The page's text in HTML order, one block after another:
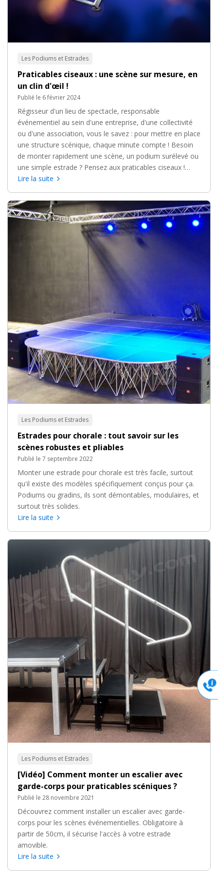
Les Podiums et Estrades
Praticables ciseaux : une scène sur mesure, en
un clin d'œil !
Publié le 6 février 2024
Régisseur d'un lieu de spectacle, responsable
événementiel au sein d'une entreprise, d'une collectivité
ou d'une association, vous le savez : pour mettre en place
une structure scénique, chaque minute compte ! Besoin
de monter rapidement une scène, un podium surélevé ou
une simple estrade ? Pensez aux praticables ciseaux !
Très faciles à mettre en œuvre, ces plateformes
des espaces scéniques adaptés à tous vos événements.
Lire la suite
Les Podiums et Estrades
Estrades pour chorale : tout savoir sur les
scènes robustes et pliables
Publié le 7 septembre 2022
Monter une estrade pour chorale est très facile, surtout
qu'il existe des modèles spécifiquement conçus pour ça.
Podiums ou gradins, ils sont démontables, modulaires, et
surtout très solides.
Lire la suite
Les Podiums et Estrades
[Vidéo] Comment monter un escalier avec
garde-corps pour praticables scéniques ?
Publié le 28 novembre 2021
Découvrez comment installer un escalier avec garde-
corps pour les scènes événementielles. Obligatoire à
partir de 50cm, il sécurise l'accès à votre estrade
amovible.
Lire la suite